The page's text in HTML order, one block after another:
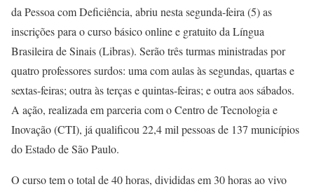
da Pessoa com Deficiência, abriu nesta segunda-feira (5) as
inscrições para o curso básico online e gratuito da Língua
Brasileira de Sinais (Libras). Serão três turmas ministradas por
quatro professores surdos: uma com aulas às segundas, quartas e
sextas-feiras; outra às terças e quintas-feiras; e outra aos sábados.
A ação, realizada em parceria com o Centro de Tecnologia e
Inovação (CTI), já qualificou 22,4 mil pessoas de 137 municípios
do Estado de São Paulo.
O curso tem o total de 40 horas, divididas em 30 horas ao vivo